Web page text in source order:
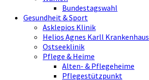
Bundestagswahl
Gesundheit & Sport
Asklepios Klinik
Helios Agnes Karll Krankenhaus
Ostseeklinik
Pflege & Heime
Alten- & Pflegeheime
Pflegestützpunkt